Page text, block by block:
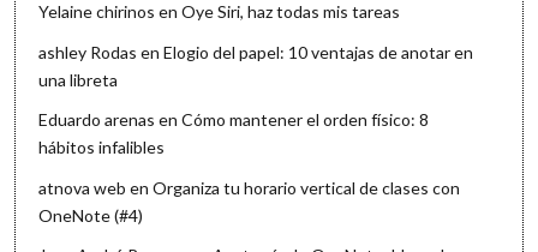
Yelaine chirinos enOye Siri, haz todas mis tareas
ashley Rodas enElogio del papel: 10 ventajas de anotar en
una libreta
Eduardo arenas enCómo mantener el orden físico: 8
hábitos infalibles
atnova web enOrganiza tu horario vertical de clases con
OneNote (#4)